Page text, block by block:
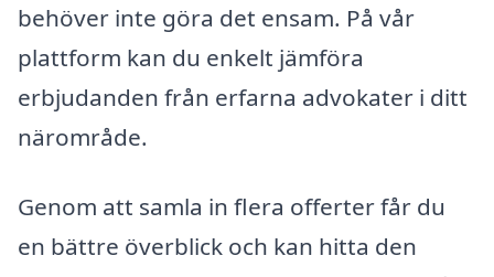
behöver inte göra det ensam. På vår
plattform kan du enkelt jämföra
erbjudanden från erfarna advokater i ditt
närområde.
Genom att samla in flera offerter får du
en bättre överblick och kan hitta den